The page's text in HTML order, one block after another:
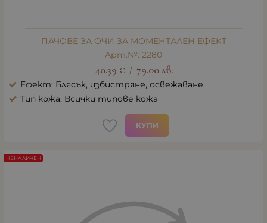
ПАЧОВЕ ЗА ОЧИ ЗА МОМЕНТАЛЕН ЕФЕКТ
Арт.№: 2280
40.39 € / 79.00 лв.
Ефект: Блясък, избистряне, освежаване
Тип кожа: Всички типове кожа
КУПИ
НЕНАЛИЧЕН